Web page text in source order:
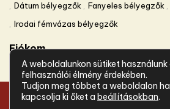
Dátum bélyegzők
Fanyeles bélyegzők
Irodai fémvázas bélyegzők
Fiókom
Fiókom Pénztár Kosaram
Copyright © 2024 Betűbolt Online –
A weboldalunkon sütiket használunk
felhasználói élmény érdekében.
Tudjon meg többet a weboldalon
kapcsolja ki őket a beállításokban.